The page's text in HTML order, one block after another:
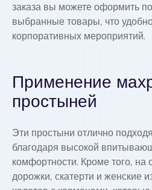
заказа вы можете оформить
выбранные товары, что
корпоративных мероприятий.
Применение
простыней
Эти простыни отлично
благодаря высокой
комфортности. Кроме того, на
дорожки, скатерти и женские